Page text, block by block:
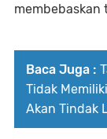
Baca Juga :
Tidak
Akan Tindak